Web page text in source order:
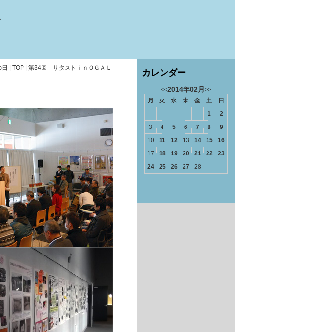
TOP 第34回 サタストｉｎＯＧＡＬ カレンダー
<<2014年02月 >>
月
火 水 木 金 土
日
1
2
3
4 5 6 7 8
9
10
11 12 13 14 15
16
17
18 19 20 21 22
23
24
25 26 27 28